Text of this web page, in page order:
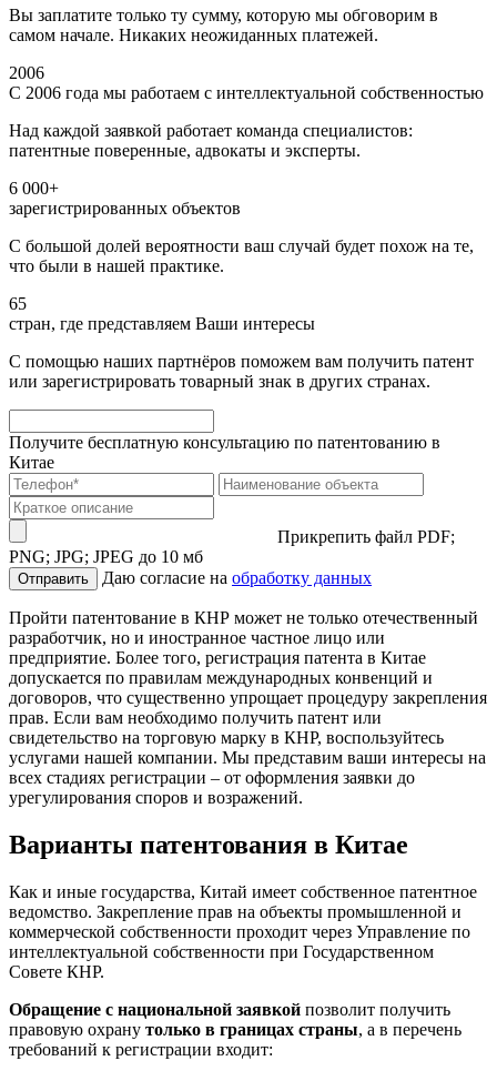
Вы заплатите только ту сумму, которую мы обговорим в
самом начале. Никаких неожиданных платежей.
2006
С 2006 года мы работаем с интеллектуальной собственностью
Над каждой заявкой работает команда специалистов:
патентные поверенные, адвокаты и эксперты.
6 000+
зарегистрированных объектов
С большой долей вероятности ваш случай будет похож на те,
что были в нашей практике.
65
стран, где представляем Ваши интересы
С помощью наших партнёров поможем вам получить патент
или зарегистрировать товарный знак в других странах.
Получите бесплатную консультацию по патентованию в
Китае
Прикрепить файл PDF;
PNG; JPG; JPEG до 10 мб
Отправить Даю согласие на обработку данных
Пройти патентование в КНР может не только отечественный
разработчик, но и иностранное частное лицо или
предприятие. Более того, регистрация патента в Китае
допускается по правилам международных конвенций и
договоров, что существенно упрощает процедуру закрепления
прав. Если вам необходимо получить патент или
свидетельство на торговую марку в КНР, воспользуйтесь
услугами нашей компании. Мы представим ваши интересы на
всех стадиях регистрации – от оформления заявки до
урегулирования споров и возражений.
Варианты патентования в Китае
Как и иные государства, Китай имеет собственное патентное
ведомство. Закрепление прав на объекты промышленной и
коммерческой собственности проходит через Управление по
интеллектуальной собственности при Государственном
Совете КНР.
Обращение с национальной заявкой позволит получить
правовую охрану только в границах страны, а в перечень
требований к регистрации входит: